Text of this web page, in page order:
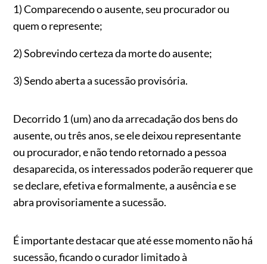
1) Comparecendo o ausente, seu procurador ou
quem o represente;
2) Sobrevindo certeza da morte do ausente;
3) Sendo aberta a sucessão provisória.
Decorrido 1 (um) ano da arrecadação dos bens do
ausente, ou três anos, se ele deixou representante
ou procurador, e não tendo retornado a pessoa
desaparecida, os interessados poderão requerer que
se declare, efetiva e formalmente, a ausência e se
abra provisoriamente a sucessão.
É importante destacar que até esse momento não há
sucessão, ficando o curador limitado à